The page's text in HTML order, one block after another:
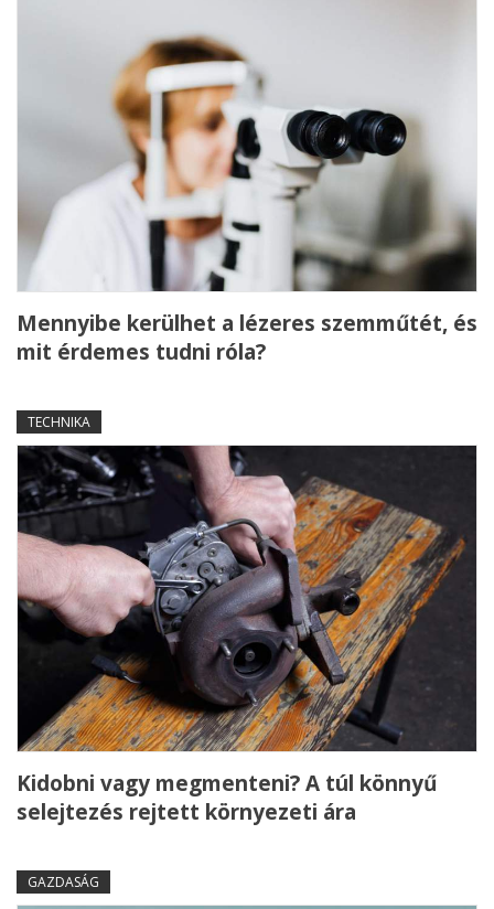
Mennyibe kerülhet a lézeres szemműtét, és
mit érdemes tudni róla?
TECHNIKA
Kidobni vagy megmenteni? A túl könnyű
selejtezés rejtett környezeti ára
GAZDASÁG